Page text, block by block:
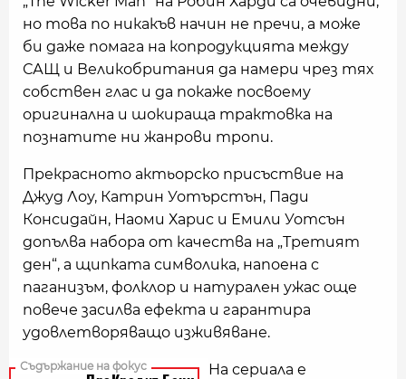
но това по никакъв начин не пречи, а може
би даже помага на копродукцията между
САЩ и Великобритания да намери чрез тях
собствен глас и да покаже посвоему
оригинална и шокираща трактовка на
познатите ни жанрови тропи.
Прекрасното актьорско присъствие на
Джуд Лоу, Катрин Уотърстън, Пади
Консидайн, Наоми Харис и Емили Уотсън
допълва набора от качества на „Третият
ден“, а щипката символика, напоена с
паганизъм, фолклор и натурален ужас още
повече засилва ефекта и гарантира
удовлетворяващо изживяване.
На сериала е